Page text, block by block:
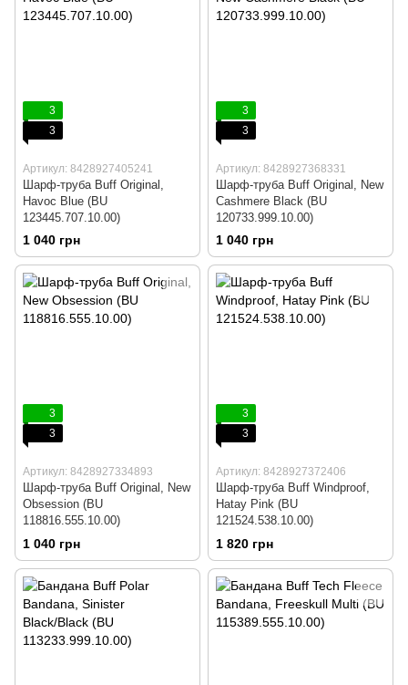
3
3
Артикул: 8428927405241
Шарф-труба Buff Original,
Havoc Blue (BU
123445.707.10.00)
1 040 грн
3
3
Артикул: 8428927368331
Шарф-труба Buff Original, New
Cashmere Black (BU
120733.999.10.00)
1 040 грн
3
3
Артикул: 8428927334893
Шарф-труба Buff Original, New
Obsession (BU
118816.555.10.00)
1 040 грн
3
3
Артикул: 8428927372406
Шарф-труба Buff Windproof,
Hatay Pink (BU
121524.538.10.00)
1 820 грн